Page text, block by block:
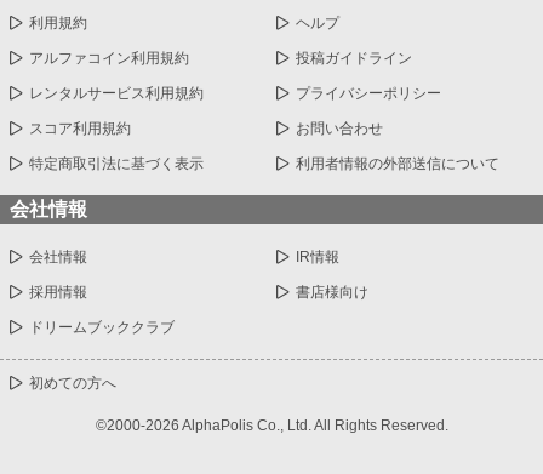
利用規約 ヘルプ
アルファコイン利用規約 投稿ガイドライン
レンタルサービス利用規約 プライバシーポリシー
スコア利用規約 お問い合わせ
特定商取引法に基づく表示 利用者情報の外部送信について
会社情報
会社情報 IR情報
採用情報 書店様向け
ドリームブッククラブ
初めての方へ
©2000-2026 AlphaPolis Co., Ltd. All Rights Reserved.